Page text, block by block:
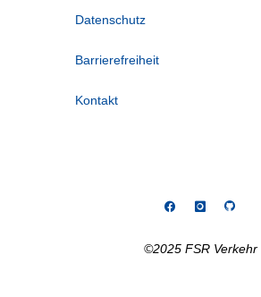
Datenschutz
Barrierefreiheit
Kontakt
©2025 FSR Verkehr